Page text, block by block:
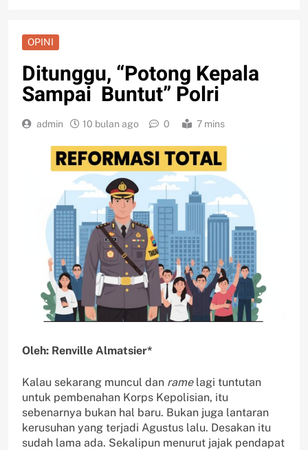
OPINI
Ditunggu, “Potong Kepala
Sampai Buntut” Polri
admin 10 bulan ago 0 7 mins
Oleh: Renville Almatsier*
Kalau sekarang muncul dan ramelagi tuntutan
untuk pembenahan Korps Kepolisian, itu
sebenarnya bukan hal baru. Bukan juga lantaran
kerusuhan yang terjadi Agustus lalu. Desakan itu
sudah lama ada. Sekalipun menurut jajak pendapat